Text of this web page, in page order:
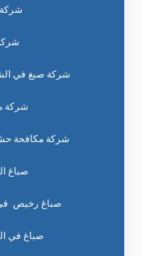
شركة
شركة صبغ في
شركة
شركة مكافحة
صباغ
صباغ رخيص
صباغ في